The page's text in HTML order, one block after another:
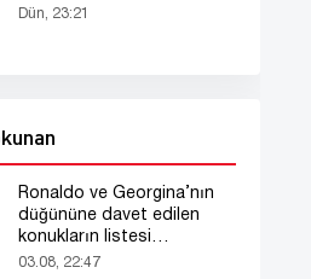
Dün, 23:21
Ronaldo ve Georgina’nın
düğününe davet edilen
konukların listesi
gündemde
03.08, 22:47